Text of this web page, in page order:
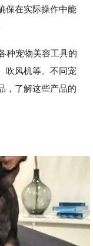
保在实际操作中能
种宠物美容工具的
吹风机等。不同宠
，了解这些产品的